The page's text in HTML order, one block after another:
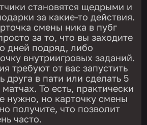
становятся щедрыми и
за какие-то действия.
смены ника в пубг
за то, что вы заходите
дней подряд, либо
внутриигровых заданий.
требуют от вас запустить
друга в пати или сделать 5
То есть, практически
нужно, но карточку смены
получите, что позволит
часто.